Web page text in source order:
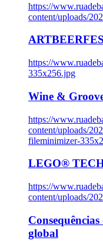
https://
content/uploads/
https://
335x256.jpg
Wine &
https://
content/uploads/
fileminimizer-
LEGO®
https://
content/uploads/
global